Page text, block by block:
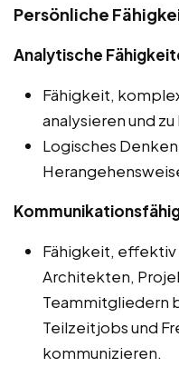
Persönliche
Analytische
Fähigkeit,
analysieren und zu
Logisches
Fähigkeit,
Architekten,
Teammitgliedern
Teilzeitjobs und
kommunizieren.